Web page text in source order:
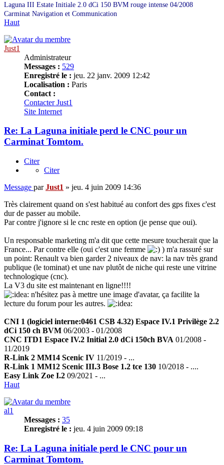
Laguna III Estate Initiale 2.0 dCi 150 BVM rouge intense 04/2008
Carminat Navigation et Communication
Haut
Just1
Administrateur
Messages : 529
Enregistré le : jeu. 22 janv. 2009 12:42
Localisation : Paris
Contact :
Contacter Just1
Site Internet
Re: La Laguna initiale perd le CNC pour un
Carminat Tomtom.
Citer
Citer
Message parJust1 » jeu. 4 juin 2009 14:36
Très clairement quand on s'est habitué au confort des gps fixes c'est
dur de passer au mobile.
Par contre j'ignore si le cnc reste en option (je pense que oui).
Un responsable marketing m'a dit que cette mesure toucherait que la
France... Par contre elle (oui c'est une femme
) m'a rassuré sur
un point: Renault va bien garder 2 niveaux de nav: la nav très grand
publique (le tominat) et une nav plutôt de niche qui reste une vitrine
technologique (cnc).
La V3 du site est maintenant en ligne!!!!
n'hésitez pas à mettre une image d'avatar, ça facilite la
lecture du forum pour les autres.
CNI 1 (logiciel interne:0461 CSB 4.32) Espace IV.1 Privilège 2.2
dCi 150 ch BVM 06/2003 - 01/2008
CNC ITD1 Espace IV.2 Initial 2.0 dCi 150ch BVA 01/2008 -
11/2019
R-Link 2 MM14 Scenic IV 11/2019 - ...
R-Link 1 MM12 Scenic III.3 Bose 1.2 tce 130 10/2018 - ....
Easy Link Zoe I.2 09/2021 - ...
Haut
al1
Messages : 35
Enregistré le : jeu. 4 juin 2009 09:18
Re: La Laguna initiale perd le CNC pour un
Carminat Tomtom.